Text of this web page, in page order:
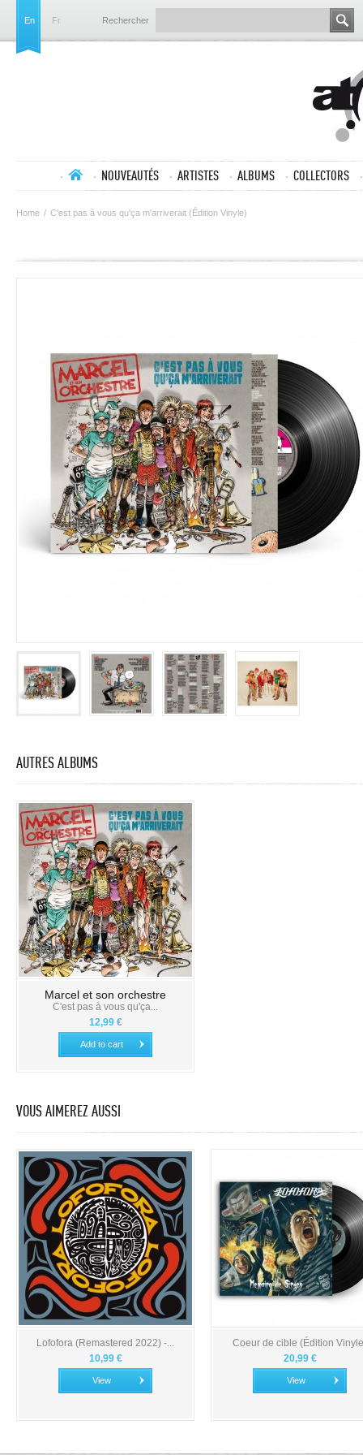
En Fr Rechercher
NOUVEAUTÉS ARTISTES ALBUMS COLLECTORS
Home / C'est pas à vous qu'ça m'arriverait (Édition Vinyle)
AUTRES ALBUMS
Marcel et son orchestre
C'est pas à vous qu'ça...
12,99 €
Add to cart
VOUS AIMEREZ AUSSI
Lofofora (Remastered 2022) -...
10,99 €
View
Coeur de cible (Édition
20,99 €
View